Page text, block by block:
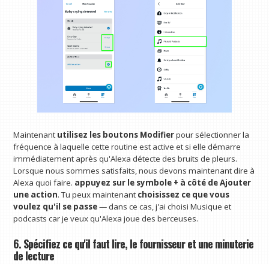
Maintenant utilisez les boutons Modifierpour sélectionner la
fréquence à laquelle cette routine est active et si elle démarre
immédiatement après qu'Alexa détecte des bruits de pleurs.
Lorsque nous sommes satisfaits, nous devons maintenant dire à
Alexa quoi faire. appuyez sur le symbole + à côté de Ajouter
une action. Tu peux maintenant choisissez ce que vous
voulez qu'il se passe— dans ce cas, j'ai choisi Musique et
podcasts car je veux qu'Alexa joue des berceuses.
6. Spécifiez ce qu'il faut lire, le fournisseur et une minuterie
de lecture